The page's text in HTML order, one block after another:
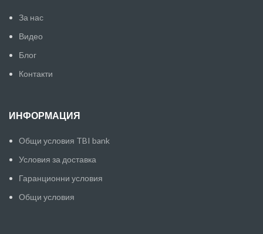
За нас
Видео
Блог
Контакти
ИНФОРМАЦИЯ
Общи условия TBI bank
Условия за доставка
Гаранционни условия
Общи условия